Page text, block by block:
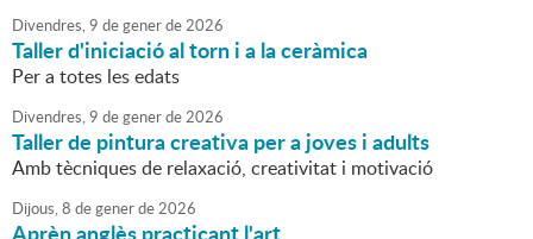
Divendres,9 degenerde2026
Taller d'iniciació al torn i a la ceràmica
Per a totes les edats
Divendres,9 degenerde2026
Taller de pintura creativa per a joves i adults
Amb tècniques de relaxació, creativitat i motivació
Dijous,8 degenerde2026